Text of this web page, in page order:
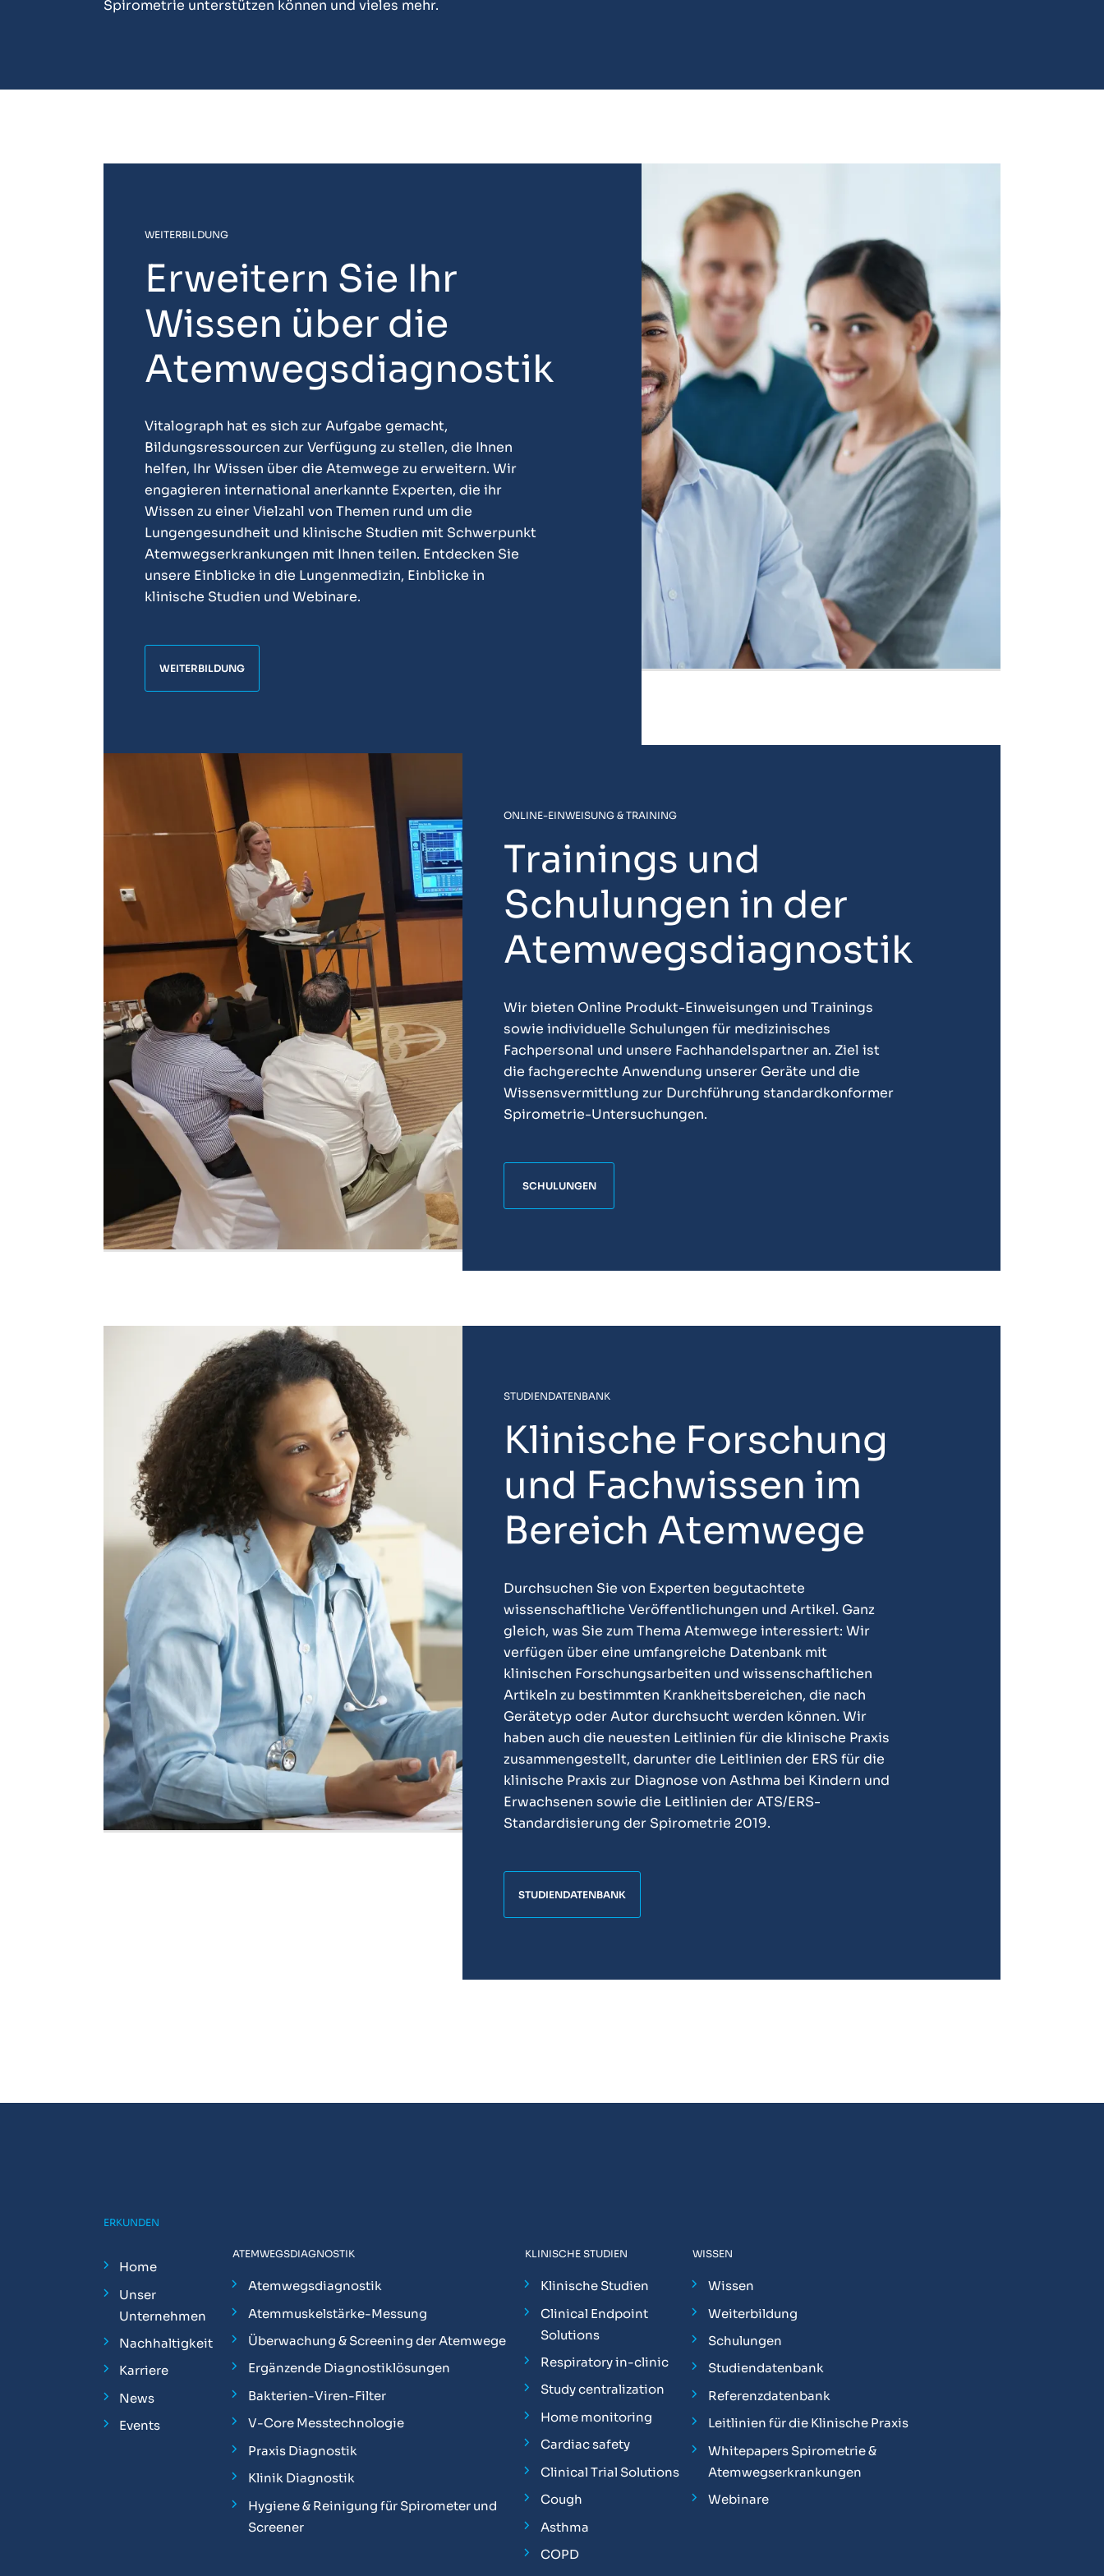
Spirometrie unterstützen können und vieles mehr.
WEITERBILDUNG
Erweitern Sie Ihr
Wissen über die
Atemwegsdiagnostik
Vitalograph hat es sich zur Aufgabe gemacht,
Bildungsressourcen zur Verfügung zu stellen, die Ihnen
helfen, Ihr Wissen über die Atemwege zu erweitern. Wir
engagieren international anerkannte Experten, die ihr
Wissen zu einer Vielzahl von Themen rund um die
Lungengesundheit und klinische Studien mit Schwerpunkt
Atemwegserkrankungen mit Ihnen teilen. Entdecken Sie
unsere Einblicke in die Lungenmedizin, Einblicke in
klinische Studien und Webinare.
WEITERBILDUNG
ONLINE-EINWEISUNG & TRAINING
Trainings und
Schulungen in der
Atemwegsdiagnostik
Wir bieten Online Produkt-Einweisungen und Trainings
sowie individuelle Schulungen für medizinisches
Fachpersonal und unsere Fachhandelspartner an. Ziel ist
die fachgerechte Anwendung unserer Geräte und die
Wissensvermittlung zur Durchführung standardkonformer
Spirometrie-Untersuchungen.
SCHULUNGEN
STUDIENDATENBANK
Klinische Forschung
und Fachwissen im
Bereich Atemwege
Durchsuchen Sie von Experten begutachtete
wissenschaftliche Veröffentlichungen und Artikel. Ganz
gleich, was Sie zum Thema Atemwege interessiert: Wir
verfügen über eine umfangreiche Datenbank mit
klinischen Forschungsarbeiten und wissenschaftlichen
Artikeln zu bestimmten Krankheitsbereichen, die nach
Gerätetyp oder Autor durchsucht werden können. Wir
haben auch die neuesten Leitlinien für die klinische Praxis
zusammengestellt, darunter die Leitlinien der ERS für die
klinische Praxis zur Diagnose von Asthma bei Kindern und
Erwachsenen sowie die Leitlinien der ATS/ERS-
Standardisierung der Spirometrie 2019.
STUDIENDATENBANK
ERKUNDEN
Home
Unser
Unternehmen
Nachhaltigkeit
Karriere
News
Events
ATEMWEGSDIAGNOSTIK
Atemwegsdiagnostik
Atemmuskelstärke-Messung
Überwachung & Screening der Atemwege
Ergänzende Diagnostiklösungen
Bakterien-Viren-Filter
V-Core Messtechnologie
Praxis Diagnostik
Klinik Diagnostik
Hygiene & Reinigung für Spirometer und
Screener
KLINISCHE STUDIEN
Klinische Studien
Clinical Endpoint
Solutions
Respiratory in-clinic
Study centralization
Home monitoring
Cardiac safety
Clinical Trial Solutions
Cough
Asthma
COPD
WISSEN
Wissen
Weiterbildung
Schulungen
Studiendatenbank
Referenzdatenbank
Leitlinien für die Klinische Praxis
Whitepapers Spirometrie &
Atemwegserkrankungen
Webinare